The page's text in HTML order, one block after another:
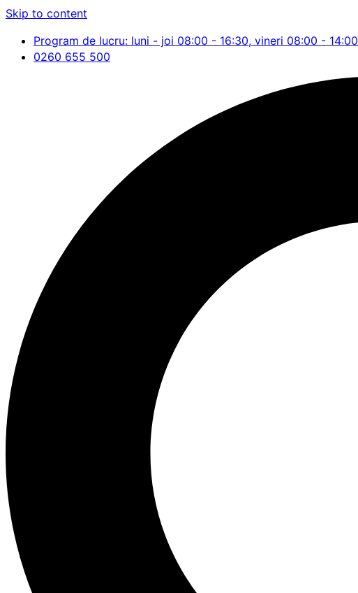
Skip to content
Program de lucru: luni - joi 08:00 - 16:30, vineri 08:00 - 14:00
0260 655 500